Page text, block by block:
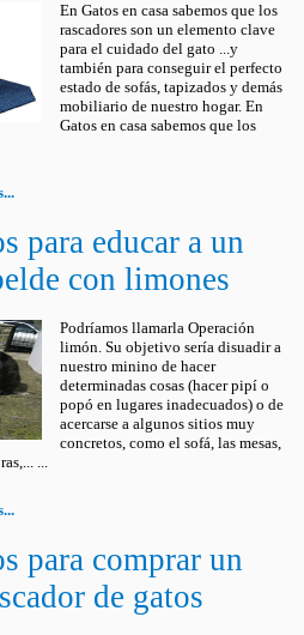
En Gatos en casa sabemos que los
rascadores son un elemento clave
para el cuidado del gato ...y
también para conseguir el perfecto
estado de sofás, tapizados y demás
mobiliario de nuestro hogar. En
Gatos en casa sabemos que los
para educar a un
con limones
Podríamos llamarla Operación
limón. Su objetivo sería disuadir a
nuestro minino de hacer
determinadas cosas (hacer pipí o
popó en lugares inadecuados) o de
acercarse a algunos sitios muy
concretos, como el sofá, las mesas,
...
para comprar un
de gatos